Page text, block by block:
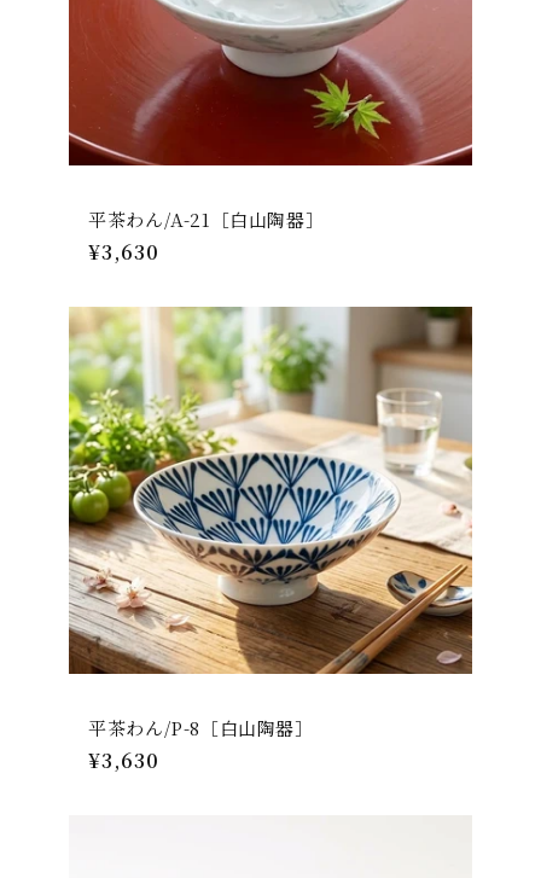
平茶わん/A-21［白山陶器］
通
価
格
¥3,630
平茶わん/P-8［白山陶器］
通
¥3,630